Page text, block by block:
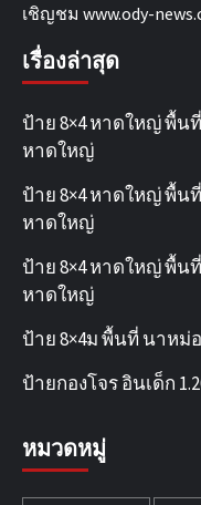
เชิญชม www.ody-
เรื่องล่าสุด
ป้าย 8×4 หาดใหญ่ พื้
หาดใหญ่
ป้าย 8×4 หาดใหญ่ พื้
หาดใหญ่
ป้าย 8×4 หาดใหญ่ พื้
หาดใหญ่
ป้าย 8×4ม พื้นที่ นาห
ป้ายกองโจร อินเด็ก
หมวดหมู่